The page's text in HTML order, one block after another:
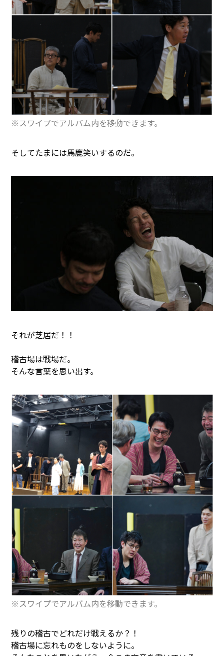
※スワイプでアルバム内を移動できます。
そしてたまには馬鹿笑いするのだ。
それが芝居だ！！
稽古場は戦場だ。
そんな言葉を思い出す。
※スワイプでアルバム内を移動できます。
残りの稽古でどれだけ戦えるか？！
稽古場に忘れものをしないように。